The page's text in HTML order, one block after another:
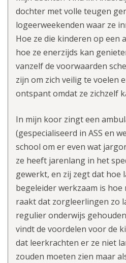
dochter met volle teugen
logeerweekenden waar ze
Hoe ze die kinderen op een
hoe ze enerzijds kan
vanzelf de voorwaarden
zijn om zich veilig te voelen
ontspant omdat ze zichzelf
In mijn koor zingt een
(gespecialiseerd in ASS en
school om er even wat
ze heeft jarenlang in het
gewerkt, en zij zegt dat hoe
begeleider werkzaam is
raakt dat zorgleerlingen zo
regulier onderwijs
vindt de voordelen voor de
dat leerkrachten er ze niet
zouden moeten zien maar